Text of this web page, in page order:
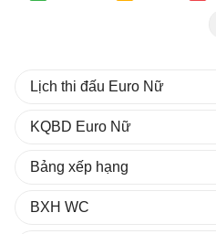
Lịch thi đấu Euro Nữ
KQBD Euro Nữ
Bảng xếp hạng
BXH WC